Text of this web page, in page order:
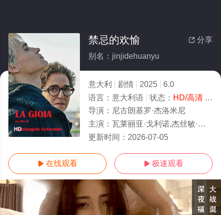
HD
 分享
禁忌的欢愉
别名：jinjidehuanyu
意大利 剧情 2025
6.0
语言： 意大利语 状态： HD/高清- 免费在线观看
导演： 尼古朗基罗·杰洛米尼
主演： 瓦莱丽亚·戈利诺,杰丝敏·特丽卡,弗朗西斯科·科勒拉,萨尔·南尼
更新时间： 2026-07-05
 在线观看  极速观看